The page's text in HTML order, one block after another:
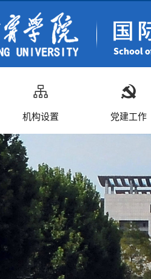
机构设置 党建工作